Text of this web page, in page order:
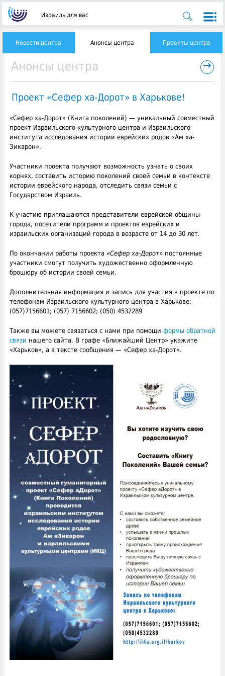
Израиль для вас
Новости центра Анонсы центра Проекты центра
Анонсы центра →
Проект «Сефер ха-Дорот» в Харькове!
«Сефер ха-Дорот» (Книга поколений) — уникальный совместный
проект Израильского культурного центра и Израильского
института исследования истории еврейских родов «Ам ха-
Зикарон».
Участники проекта получают возможность узнать о своих
корнях, составить историю поколений своей семьи в контексте
истории еврейского народа, отследить связи семьи с
Государством Израиль.
К участию приглашаются представители еврейской общины
города, посетители программ и проектов еврейских и
израильских организаций города в возрасте от 14 до 30 лет.
По окончании работы проекта «Сефер ха-Дорот»постоянные
участники смогут получить художественно оформленную
брошюру об истории своей семьи.
Дополнительная информация и запись для участия в проекте по
телефонам Израильского культурного центра в Харькове:
(057)7156601; (057) 7156602; (050) 4532289
Также вы можете связаться с нами при помощи формы обратной
связи нашего сайта. В графе «Ближайший Центр» укажите
«Харьков», а в тексте сообщения — «Сефер ха-Дорот».